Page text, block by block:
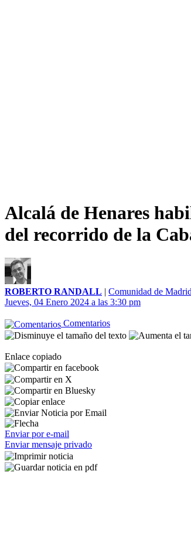
Alcalá de Henares
del recorrido de la
ROBERTO RANDALL | Comunidad de Madrid
Jueves, 04 Enero 2024 a las 3:30 pm
Comentarios
Enlace copiado
Enviar por e-mail
Enviar mensaje privado